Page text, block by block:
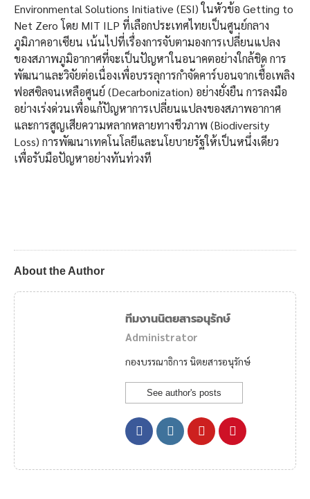
Environmental Solutions Initiative (ESI) ในหัวข้อ Getting to
Net Zero โดย MIT ILP ที่เลือกประเทศไทยเป็นศูนย์กลาง
ภูมิภาคอาเซียน เน้นไปที่เรื่องการจับตามองการเปลี่ยนแปลง
ของสภาพภูมิอากาศที่จะเป็นปัญหาในอนาคตอย่างใกล้ชิด การ
พัฒนาและวิจัยต่อเนื่องเพื่อบรรลุการกำจัดคาร์บอนจากเชื้อเพลิง
ฟอสซิลจนเหลือศูนย์ (Decarbonization) อย่างยั่งยืน การลงมือ
อย่างเร่งด่วนเพื่อแก้ปัญหาการเปลี่ยนแปลงของสภาพอากาศ
และการสูญเสียความหลากหลายทางชีวภาพ (Biodiversity
Loss) การพัฒนาเทคโนโลยีและนโยบายรัฐให้เป็นหนึ่งเดียว
เพื่อรับมือปัญหาอย่างทันท่วงที
About the Author
ทีมงานนิตยสารอนุรักษ์
Administrator
กองบรรณาธิการ นิตยสารอนุรักษ์
See author's posts